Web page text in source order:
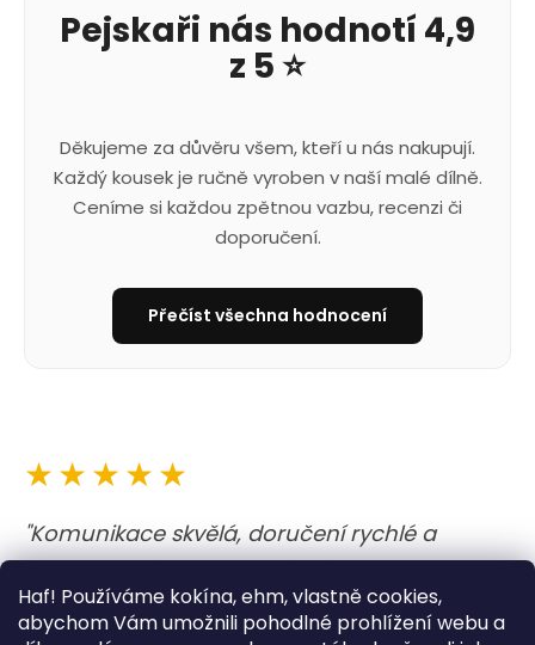
Haf! Používáme kokína, ehm, vlastně cookies,
abychom Vám umožnili pohodlné prohlížení webu a
Pejskaři nás hodnotí 4,9
z 5 ⭐
Děkujeme za důvěru všem, kteří u nás nakupují.
Každý kousek je ručně vyroben v naší malé dílně.
Ceníme si každou zpětnou vazbu, recenzi či
doporučení.
Přečíst všechna hodnocení
★★★★★
"Komunikace skvělá, doručení rychlé a
obojek i vodítko nejen krásné, ale i kvalitně
udělané. A barvy jsou prostě boží. Opravdu